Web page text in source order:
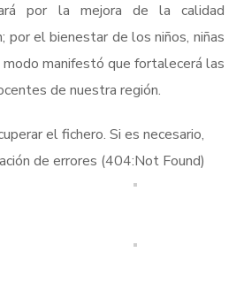
por la mejora de la calidad
por el bienestar de los niños, niñas
manifestó que fortalecerá las
de nuestra región.
el fichero. Si es necesario,
de errores (404:Not Found)